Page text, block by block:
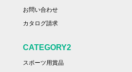
お問い合わせ
カタログ請求
CATEGORY2
スポーツ用賞品